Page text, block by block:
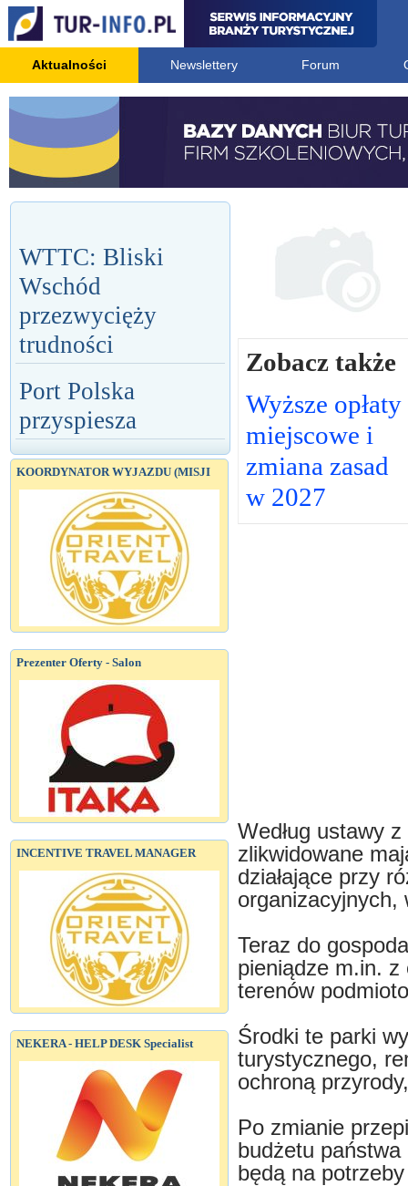
Aktualności Newslettery Forum
WTTC: Bliski
Wschód
przezwycięży
trudności
Port Polska
przyspiesza
KOORDYNATOR WYJAZDU (MISJI
Prezenter Oferty - Salon
INCENTIVE TRAVEL MANAGER
NEKERA - HELP DESK Specialist
Zobacz także
Wyższe opłaty
miejscowe i
zmiana zasad
w 2027
Według ustawy
zlikwidowane
działające przy
organizacyjnych,
Teraz do
pieniądze m.in. z
terenów
Środki te parki
turystycznego,
ochroną
Po zmianie
budżetu
będą na